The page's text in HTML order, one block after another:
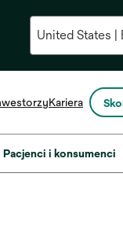
opens
a
new
Kariera
Pacjenci i konsumenci